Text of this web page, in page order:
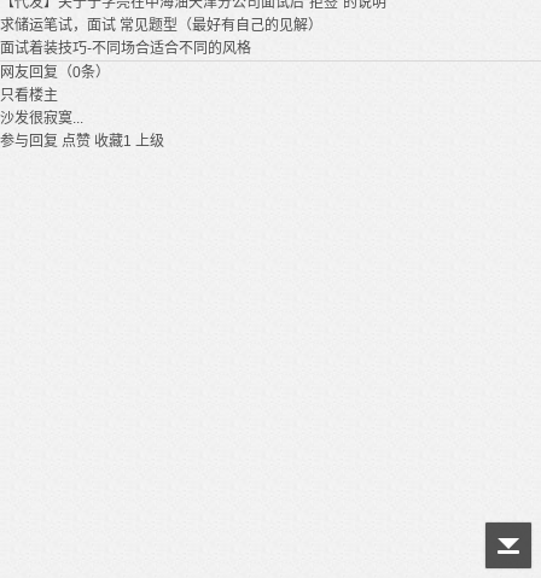
求储运笔试，面试 常见题型（最好有自己的见解）
面试着装技巧-不同场合适合不同的风格
网友回复（0条）
只看楼主
沙发很寂寞...
参与回复 点赞 收藏1 上级